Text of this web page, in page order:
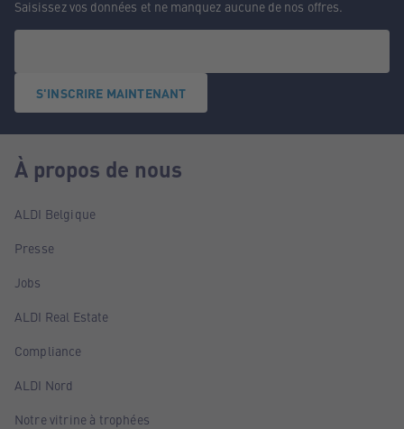
Saisissez vos données et ne manquez aucune de nos offres.
S'INSCRIRE MAINTENANT
À propos de nous
ALDI Belgique
Presse
Jobs
ALDI Real Estate
Compliance
ALDI Nord
Notre vitrine à trophées